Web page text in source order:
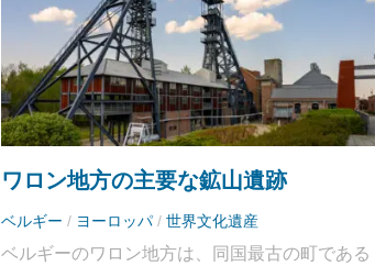
ワロン地方の主要な鉱山遺跡
ベルギー / ヨーロッパ / 世界文化遺産
ベルギーのワロン地方は、同国最古の町である